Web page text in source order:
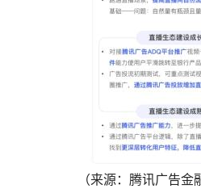
（来源：腾讯广告金